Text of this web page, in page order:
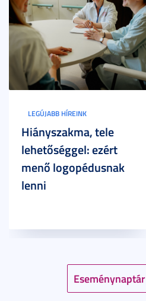
Eseménynaptár
LEGÚJABB HÍREINK
Hiányszakma, tele
lehetőséggel: ezért
menő logopédusnak
lenni